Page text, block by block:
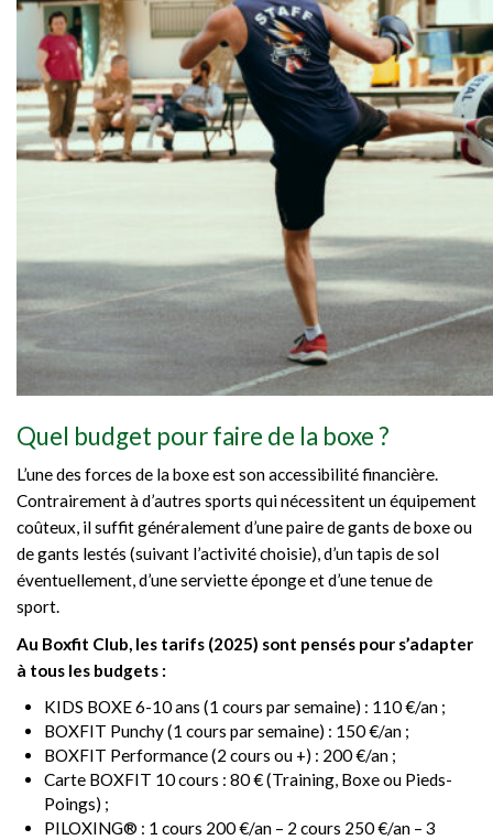
Quel budget pour faire de la boxe ?
L’une des forces de la boxe est son accessibilité financière.
Contrairement à d’autres sports qui nécessitent un équipement
coûteux, il suffit généralement d’une paire de gants de boxe ou
de gants lestés (suivant l’activité choisie), d’un tapis de sol
éventuellement, d’une serviette éponge et d’une tenue de
sport.
Au Boxfit Club, les tarifs (2025) sont pensés pour s’adapter
à tous les budgets :
KIDS BOXE 6-10 ans (1 cours par semaine) : 110 €/an ;
BOXFIT Punchy (1 cours par semaine) : 150 €/an ;
BOXFIT Performance (2 cours ou +) : 200 €/an ;
Carte BOXFIT 10 cours : 80 € (Training, Boxe ou Pieds-
Poings) ;
PILOXING® : 1 cours 200 €/an – 2 cours 250 €/an – 3